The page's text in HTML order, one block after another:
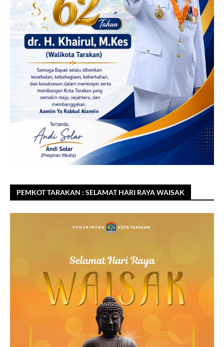
PEMKOT TARAKAN : SELAMAT HARI RAYA WAISAK